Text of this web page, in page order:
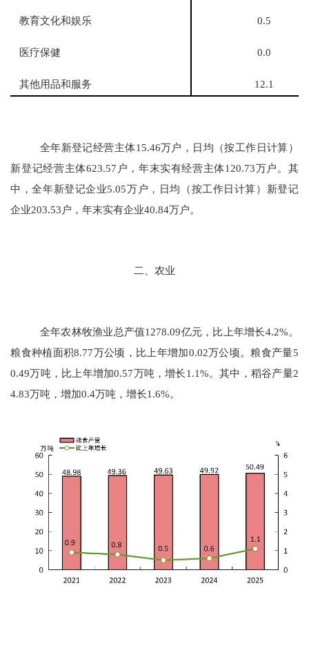
教育文化和娱乐 0.5
医疗保健 0.0
其他用品和服务 12.1
全年新登记经营主体15.46万户，日均（按工作日计算）
新登记经营主体623.57 户，年末实有经营主体120.73万户。其
中，全年新登记企业5.05万户，日均（按工作日计算）新登记
企业203.53 户，年末实有企业40.84万户。
二、农业
全年农林牧渔业总产值1278.09亿元 ，比上年增长4.2%。
粮食种植面积8.77万公顷，比上年增加0.02万公顷。粮食产量5
0.49万吨，比上年增加0.57万吨，增长1.1%。其中，稻谷产量2
4.83万吨，增加0.4万吨，增长1.6%。